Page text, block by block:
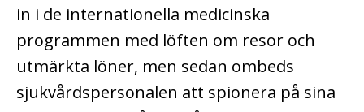
in i de internationella medicinska
programmen med löften om resor och
utmärkta löner, men sedan ombeds
sjukvårdspersonalen att spionera på sina